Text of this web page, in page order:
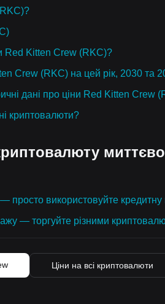
Red Kitten Crew (RKC)?
Crew (RKC) на цей рік, 2030 та
дані про ціни Red Kitten Crew
криптовалюти?
просто використовуйте кредитну
— торгуйте різними
Ціни на всі криптовалюти